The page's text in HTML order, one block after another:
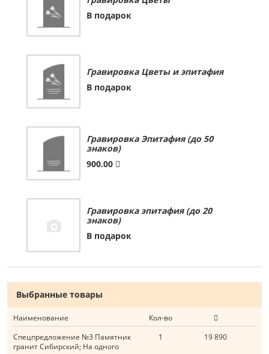
В подарок
Гравировка Цветы и эпитафия
В подарок
Гравировка Эпитафия (до 50
знаков)
900.00
Гравировка эпитафия (до 20
знаков)
В подарок
Выбранные товары
Наименование
Кол-во
Спецпредложение №3 Памятник
гранит Сибирский; На одного
1 19 890